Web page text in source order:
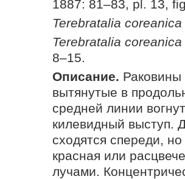
1887: 81–83, pl. 13,
Terebratalia coreanica
Terebratalia
8–15.
Описание. Раковины
вытянутые в
средней линии
килевидный выступ.
сходятся спереди,
красная или
лучами.